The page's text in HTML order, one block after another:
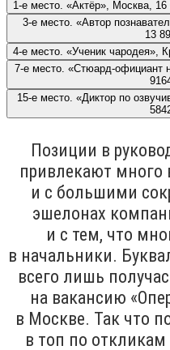
1-е место. «Актёр», Москва, 16
3-е место. «Автор
13
4-е место. «Ученик чародея»,
7-е место. «Стюард-официант
15-е место. «Диктор по
Позиции в
привлекают много
и с большими
эшелонах
и с тем, что
в начальники.
всего лишь
на вакансию
в Москве. Так что
в топ по